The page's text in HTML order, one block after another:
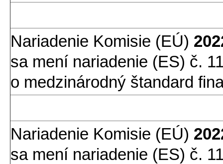
Nariadenie Komisie (EÚ)
sa mení nariadenie (ES) č.
o medzinárodný štandard
Nariadenie Komisie (EÚ)
sa mení nariadenie (ES) č.